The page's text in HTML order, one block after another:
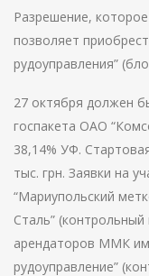
Разрешение,
позволяет
рудоуправления”
27 октября должен
госпакета ОАО
38,14% УФ.
тыс. грн. Заявки на
“Мариупольский
Сталь”
арендаторов ММК
рудоуправление”